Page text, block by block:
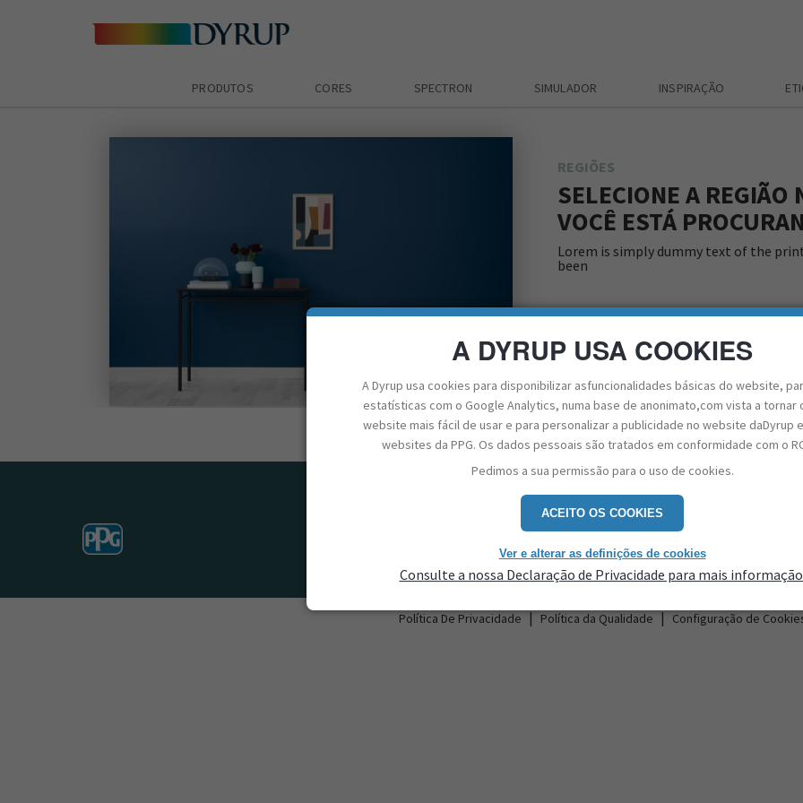
PRODUTOS CORES SPECTRON SIMULADOR INSPIRAÇÃO
REGIÕES
SELECIONE A REGIÃO
VOCÊ ESTÁ
Lorem is simply dummy text of the
been
Contactos
Política De Privacidade | Política da Qualidade | Configuração de
A DYRUP USA COOKIES
A Dyrup usa cookies para disponibilizar asfuncionalidades básicas do website,
estatísticas com o Google Analytics, numa base de anonimato,com vista a tornar
website mais fácil de usar e para personalizar a publicidade no website daDyrup
websites da PPG. Os dados pessoais são tratados em conformidade com o
Pedimos a sua permissão para o uso de cookies.
ACEITO OS COOKIES
Ver e alterar as definições de cookies
Consulte a nossa Declaração de Privacidade para mais